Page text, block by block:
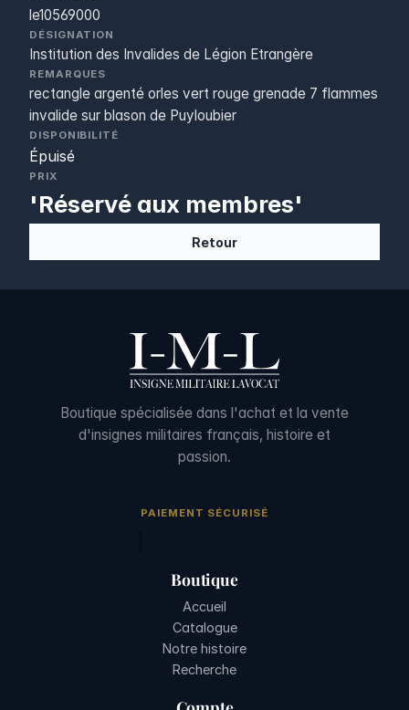
le10569000
DÉSIGNATION
Institution des Invalides de Légion Etrangère
REMARQUES
rectangle argenté orles vert rouge grenade 7 flammes
invalide sur blason de Puyloubier
DISPONIBILITÉ
Épuisé
PRIX
'Réservé aux membres'
Retour
Boutique spécialisée dans l'achat et la vente
d'insignes militaires français, histoire et
passion.
PAIEMENT SÉCURISÉ
Boutique
Accueil
Catalogue
Notre histoire
Recherche